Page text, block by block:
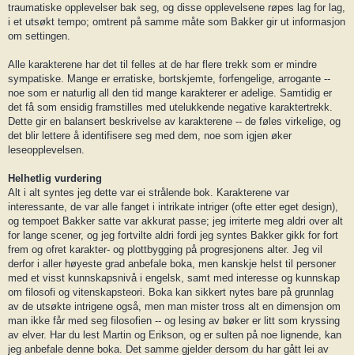
traumatiske opplevelser bak seg, og disse opplevelsene røpes lag for lag,
i et utsøkt tempo; omtrent på samme måte som Bakker gir ut informasjon
om settingen.
Alle karakterene har det til felles at de har flere trekk som er mindre
sympatiske. Mange er erratiske, bortskjemte, forfengelige, arrogante --
noe som er naturlig all den tid mange karakterer er adelige. Samtidig er
det få som ensidig framstilles med utelukkende negative karaktertrekk.
Dette gir en balansert beskrivelse av karakterene -- de føles virkelige, og
det blir lettere å identifisere seg med dem, noe som igjen øker
leseopplevelsen.
Helhetlig vurdering
Alt i alt syntes jeg dette var ei strålende bok. Karakterene var
interessante, de var alle fanget i intrikate intriger (ofte etter eget design),
og tempoet Bakker satte var akkurat passe; jeg irriterte meg aldri over alt
for lange scener, og jeg fortvilte aldri fordi jeg syntes Bakker gikk for fort
frem og ofret karakter- og plottbygging på progresjonens alter. Jeg vil
derfor i aller høyeste grad anbefale boka, men kanskje helst til personer
med et visst kunnskapsnivå i engelsk, samt med interesse og kunnskap
om filosofi og vitenskapsteori. Boka kan sikkert nytes bare på grunnlag
av de utsøkte intrigene også, men man mister tross alt en dimensjon om
man ikke får med seg filosofien -- og lesing av bøker er litt som kryssing
av elver. Har du lest Martin og Erikson, og er sulten på noe lignende, kan
jeg anbefale denne boka. Det samme gjelder dersom du har gått lei av